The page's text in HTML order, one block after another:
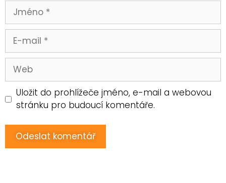
Uložit do prohlížeče jméno, e-mail a webovou
stránku pro budoucí komentáře.